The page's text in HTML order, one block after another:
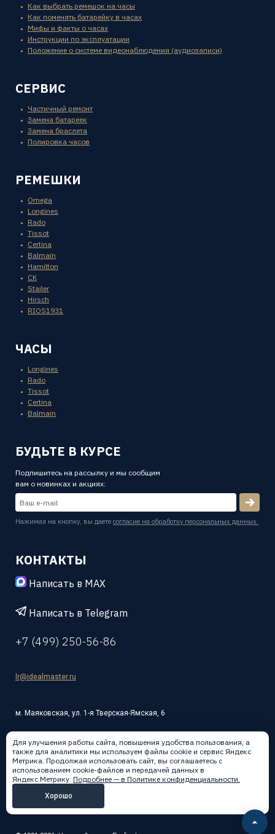
Как выбрать ремешок на часы
Как поменять батарейку в часах
Мифы и факты о часах
Инструкции по эксплуатации
Положение о системе видеонаблюдения (аудиозаписи)
СЕРВИС
Частичный ремонт
Замена батареек
Замена браслета
Полировка часов
РЕМЕШКИ
Omega
Longines
Rado
Tissot
Certina
Balmain
Hamilton
CK
Stailer
Hirsch
RIOS1931
ЧАСЫ
Longines
Rado
Tissot
Certina
Balmain
БУДЬТЕ В КУРСЕ
Подпишитесь на рассылку и мы сообщим
вам о новинках и акциях:
Нажимая на кнопку, вы даете согласие на обработку персональных данных.
КОНТАКТЫ
Написать в MAX
Написать в Telegram
+7 (499) 250-56-86
lr@idealmaster.ru
м. Маяковская, ул. 1-я Тверская-Ямская, 6
Написать в:
Для улучшения работы сайта, повышения удобства пользования, а
также для аналитики мы используем файлы cookie и сервис Яндекс
Метрика. Продолжая использовать сайт, вы соглашаетесь с
использованием cookie-файлов и передачей данных в
Яндекс.Метрику. Подробнее — в Политике конфиденциальности.
Хорошо